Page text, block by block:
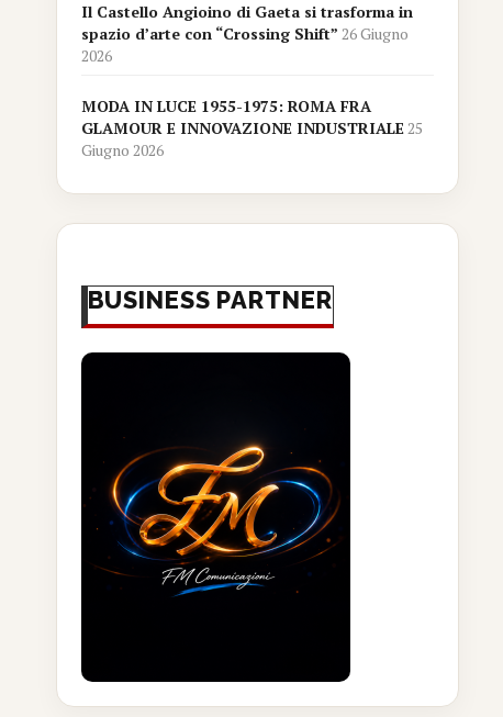
Il Castello Angioino di Gaeta si trasforma in
spazio d’arte con “Crossing Shift” 26 Giugno
2026
MODA IN LUCE 1955-1975: ROMA FRA
GLAMOUR E INNOVAZIONE INDUSTRIALE25
Giugno 2026
BUSINESS PARTNER